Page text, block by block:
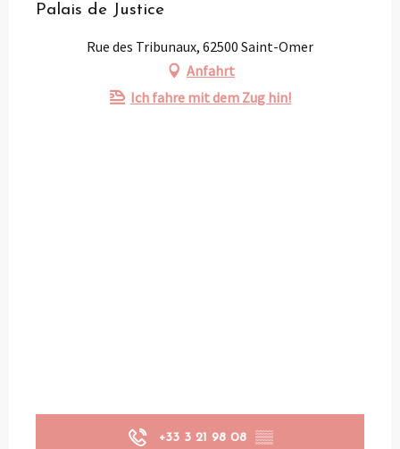
Palais de Justice
Rue des Tribunaux, 62500 Saint-Omer
Anfahrt
Ich fahre mit dem Zug hin!
+33 3 21 98 08 ▒▒